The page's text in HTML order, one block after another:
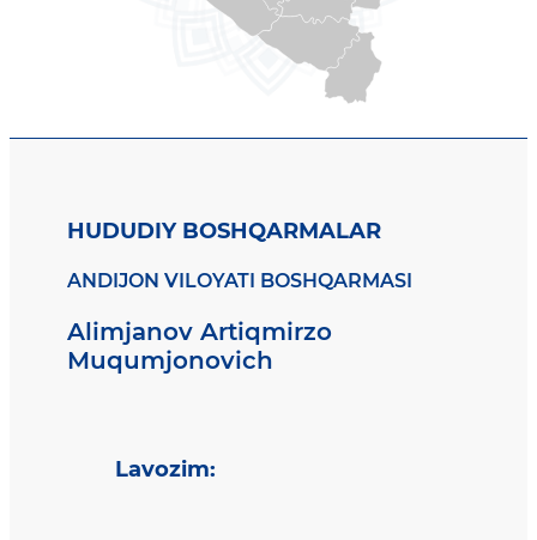
HUDUDIY BOSHQARMALAR
ANDIJON VILOYATI BOSHQARMASI
Alimjanov Artiqmirzo
Muqumjonovich
Lavozim: